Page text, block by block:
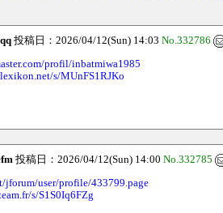
投稿日：2026/04/12(Sun) 14:03 No.332786
profil/inbatmiwa1985
s/MUnFS1RJKo
投稿日：2026/04/12(Sun) 14:00 No.332785
user/profile/433799.page
s/S1S0Iq6FZg